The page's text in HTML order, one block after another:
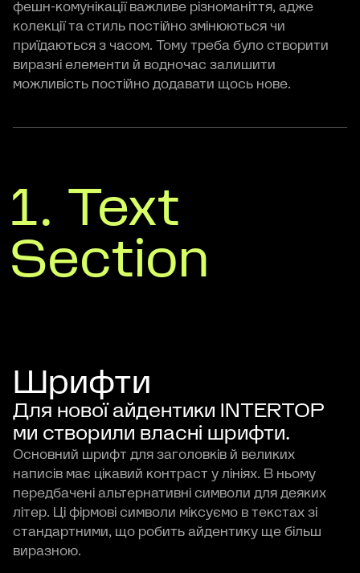
фешн-комунікації важливе різноманіття, адже
колекції та стиль постійно змінюються чи
приїдаються з часом. Тому треба було створити
виразні елементи й водночас залишити
можливість постійно додавати щось нове.
1. Text
Section
Шрифти
Для нової айдентики INTERTOP
ми створили власні шрифти.
Основний шрифт для заголовків й великих
написів має цікавий контраст у лініях. В ньому
передбачені альтернативні символи для деяких
літер. Ці фірмові символи міксуємо в текстах зі
стандартними, що робить айдентику ще більш
виразною.